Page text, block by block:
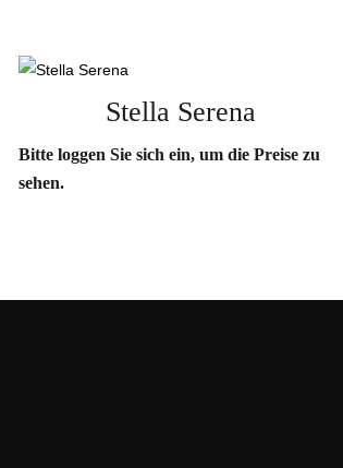
Stella Serena
Bitte loggen Sie sich ein, um die Preise zu
sehen.